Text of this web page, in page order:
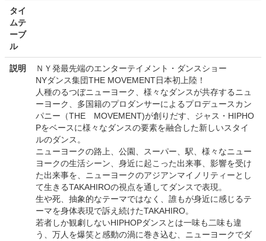
タイ
ムテ
ーブ
ル
説明
ＮＹ発最先端のエンターテイメント・ダンスショー
NYダンス集団THE MOVEMENT日本初上陸！
人種のるつぼニューヨーク、様々なダンスが共存するニュ
ーヨーク、多国籍のプロダンサーによるプロデュースカン
パニー（THE MOVEMENT)が創りだす、ジャス・HIPHO
Pをベースに様々なダンスの要素を融合した新しいスタイ
ルのダンス。
ニューヨークの路上、公園、スーパー、駅、様々なニュー
ヨークの生活シーン、身近に起こった出来事、影響を受け
た出来事を、ニューヨークのアジアンマイノリティーとし
て生きるTAKAHIROの視点を通してダンスで表現。
生や死、抽象的なテーマではなく、誰もが身近に感じるテ
ーマを身体表現で訴え続けたTAKAHIRO。
若者しか観劇しないHIPHOPダンスとは一味も二味も違
う、万人を爆笑と感動の渦に巻き込む、ニューヨークでダ